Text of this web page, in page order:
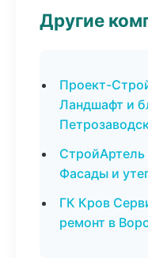
Другие
Проект-
Ландшафт и
Фасады и
ГК Кров
ремонт в